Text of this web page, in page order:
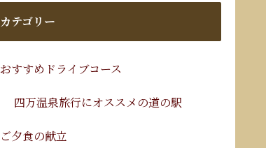
カテゴリー
おすすめドライブコース
四万温泉旅行にオススメの道の駅
ご夕食の献立